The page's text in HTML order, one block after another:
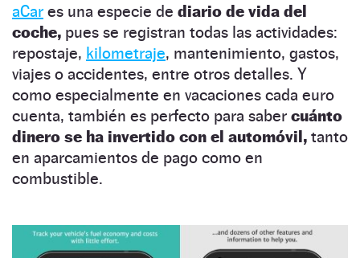
aCar es una especie de diario de vida del
coche, pues se registran todas las actividades:
repostaje, kilometraje, mantenimiento, gastos,
viajes o accidentes, entre otros detalles. Y
como especialmente en vacaciones cada euro
cuenta, también es perfecto para saber cuánto
dinero se ha invertido con el automóvil, tanto
en aparcamientos de pago como en
combustible.